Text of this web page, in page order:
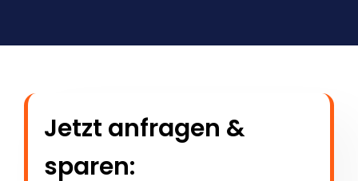
Jetzt anfragen &
sparen: